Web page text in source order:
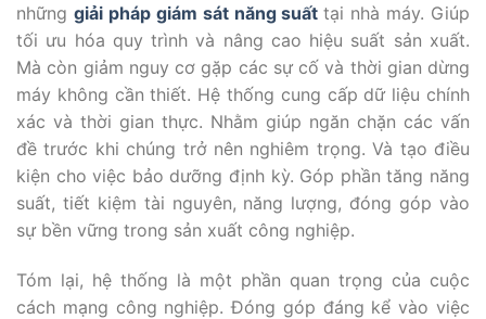
những giải pháp giám sát năng suất tại nhà máy. Giúp
tối ưu hóa quy trình và nâng cao hiệu suất sản xuất.
Mà còn giảm nguy cơ gặp các sự cố và thời gian dừng
máy không cần thiết. Hệ thống cung cấp dữ liệu chính
xác và thời gian thực. Nhằm giúp ngăn chặn các vấn
đề trước khi chúng trở nên nghiêm trọng. Và tạo điều
kiện cho việc bảo dưỡng định kỳ. Góp phần tăng năng
suất, tiết kiệm tài nguyên, năng lượng, đóng góp vào
sự bền vững trong sản xuất công nghiệp.
Tóm lại, hệ thống là một phần quan trọng của cuộc
cách mạng công nghiệp. Đóng góp đáng kể vào việc